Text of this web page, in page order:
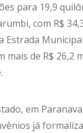
para 19,9
com R$
Estrada
mais de R$ 26,2
em
já